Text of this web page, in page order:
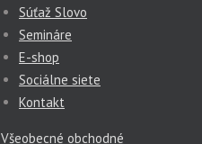
Súťaž Slovo
Semináre
E-shop
Sociálne siete
Kontakt
Všeobecné obchodné